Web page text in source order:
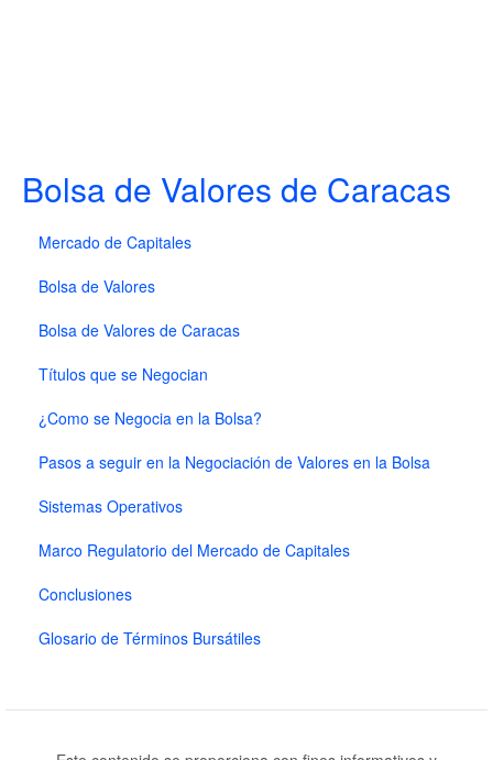
Bolsa de Valores de Caracas
Mercado de Capitales
Bolsa de Valores
Bolsa de Valores de Caracas
Títulos que se Negocian
¿Como se Negocia en la Bolsa?
Pasos a seguir en la Negociación de Valores en la Bolsa
Sistemas Operativos
Marco Regulatorio del Mercado de Capitales
Conclusiones
Glosario de Términos Bursátiles